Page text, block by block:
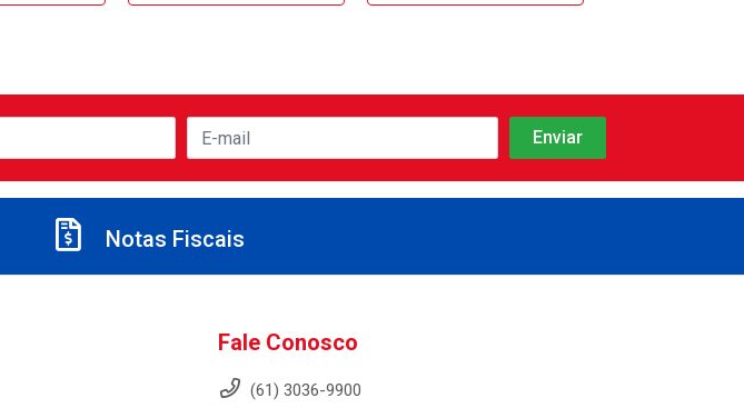
Notas Fiscais
Fale Conosco
(61) 3036-9900